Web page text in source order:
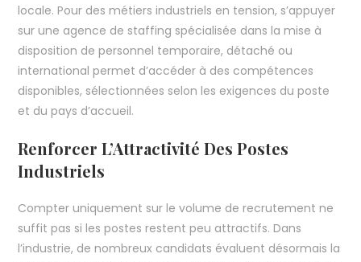
locale. Pour des métiers industriels en tension, s’appuyer
sur une agence de staffing spécialisée dans la mise à
disposition de personnel temporaire, détaché ou
international permet d’accéder à des compétences
disponibles, sélectionnées selon les exigences du poste
et du pays d’accueil.
Renforcer L’Attractivité Des Postes
Industriels
Compter uniquement sur le volume de recrutement ne
suffit pas si les postes restent peu attractifs. Dans
l’industrie, de nombreux candidats évaluent désormais la